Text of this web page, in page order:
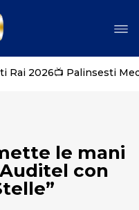
Rai 2026📺 Palinsesti
le mani
con